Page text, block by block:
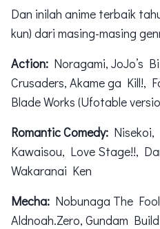
Dan inilah anime terbaik
kun) dari masing-masing
Action: Noragami, JoJo’s
Crusaders, Akame ga Kill!,
Blade Works (Ufotable
Romantic Comedy:
Kawaisou, Love Stage!!,
Wakaranai Ken
Mecha: Nobunaga The
Aldnoah.Zero, Gundam